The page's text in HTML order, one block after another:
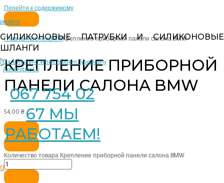
Перейти к содержимому
pipeline
СИЛИКОНОВЫЕ ПАТРУБКИ И СИЛИКОНОВЫЕ
ШЛАНГИ
067 754 02
67 МЫ
РАБОТАЕМ!
0
ГлавнаяКрепежBMWКрепление приборной панели салона BMW
КРЕПЛЕНИЕ ПРИБОРНОЙ
ПАНЕЛИ САЛОНА BMW
54,00 ₴
Количество товара Крепление приборной панели салона BMW